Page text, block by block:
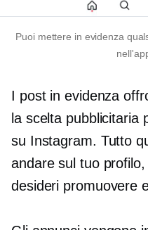
Puoi mettere in evidenza
I post in evidenza
la scelta pubblicitaria
su Instagram. Tutto
andare sul tuo
desideri promuovere